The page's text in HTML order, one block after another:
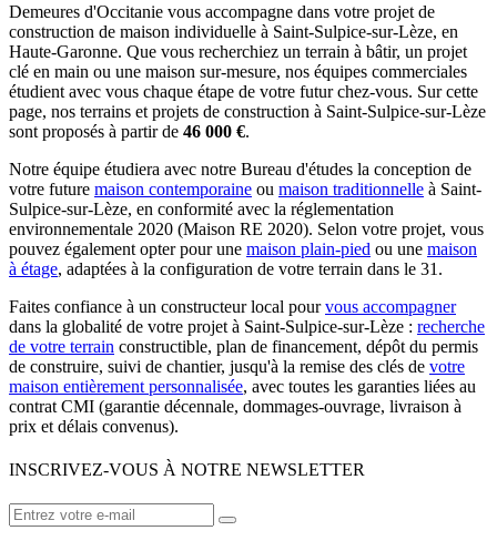
Demeures d'Occitanie vous accompagne dans votre projet de
construction de maison individuelle à Saint-Sulpice-sur-Lèze, en
Haute-Garonne. Que vous recherchiez un terrain à bâtir, un projet
clé en main ou une maison sur-mesure, nos équipes commerciales
étudient avec vous chaque étape de votre futur chez-vous. Sur cette
page, nos terrains et projets de construction à Saint-Sulpice-sur-Lèze
sont proposés à partir de 46 000 €.
Notre équipe étudiera avec notre Bureau d'études la conception de
votre future maison contemporaine ou maison traditionnelle à Saint-
Sulpice-sur-Lèze, en conformité avec la réglementation
environnementale 2020 (Maison RE 2020). Selon votre projet, vous
pouvez également opter pour une maison plain-pied ou une maison
à étage, adaptées à la configuration de votre terrain dans le 31.
Faites confiance à un constructeur local pourvous accompagner
dans la globalité de votre projet à Saint-Sulpice-sur-Lèze : recherche
de votre terrain constructible, plan de financement, dépôt du permis
de construire, suivi de chantier, jusqu'à la remise des clés de votre
maison entièrement personnalisée, avec toutes les garanties liées au
contrat CMI (garantie décennale, dommages-ouvrage, livraison à
prix et délais convenus).
INSCRIVEZ-VOUS À NOTRE NEWSLETTER